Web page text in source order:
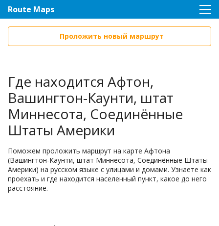
Route Maps
Проложить новый маршрут
Где находится Афтон,
Вашингтон-Каунти, штат
Миннесота, Соединённые
Штаты Америки
Поможем проложить маршрут на карте Афтона
(Вашингтон-Каунти, штат Миннесота, Соединённые Штаты
Америки) на русском языке с улицами и домами. Узнаете как
проехать и где находится населенный пункт, какое до него
расстояние.